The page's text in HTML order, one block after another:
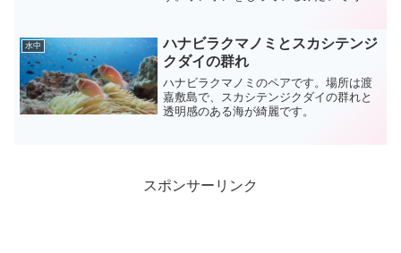
水中
ハナビラクマノミとスカシテンジ
クダイの群れ
ハナビラクマノミのペアです。場所は渡
嘉敷島で、スカシテンジクダイの群れと
透明感のある海が綺麗です。
スポンサーリンク